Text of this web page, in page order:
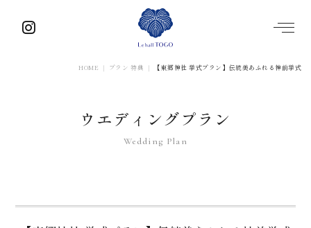
HOME プラン 特典 【東郷神社 挙式プラン】伝統美あふれる神前挙式
ウエディングプラン